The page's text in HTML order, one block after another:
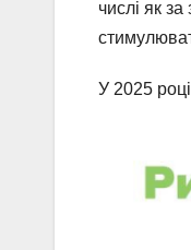
числі як
У 2025